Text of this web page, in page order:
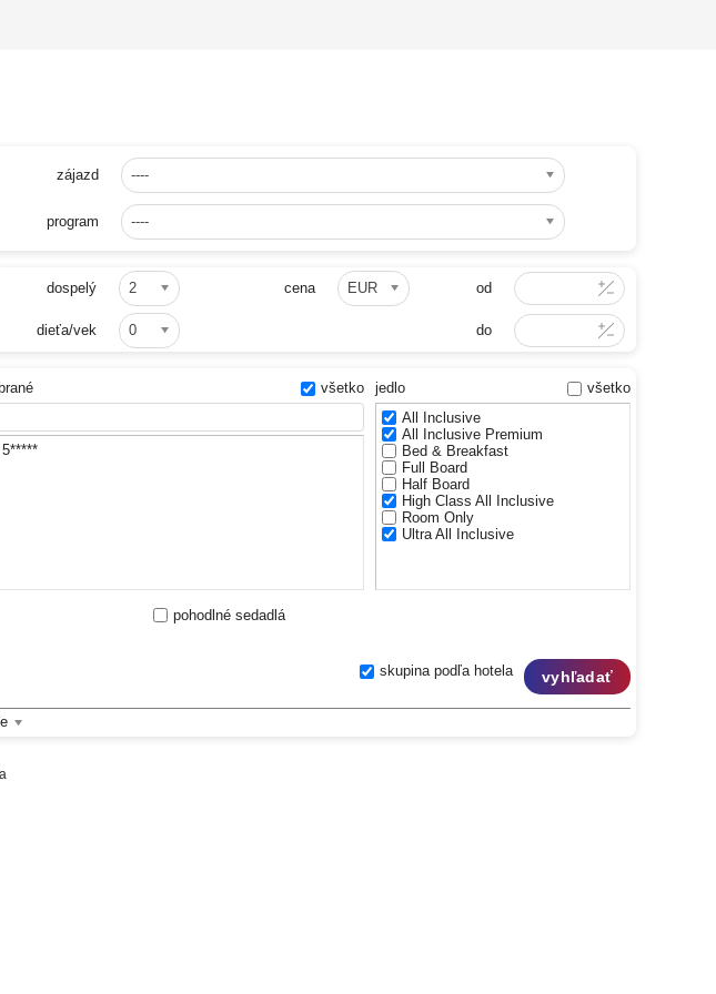
zájazd ----
program ----
dospelý 2 cena EUR od
dieťa/vek 0 do
všetko jedlo
všetko
All Inclusive
All Inclusive Premium
Bed & Breakfast
Full Board
Half Board
High Class All Inclusive
Room Only
Ultra All Inclusive
pohodlné sedadlá
vyhľadať
skupina podľa hotela